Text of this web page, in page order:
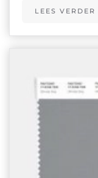
LEES VERDER